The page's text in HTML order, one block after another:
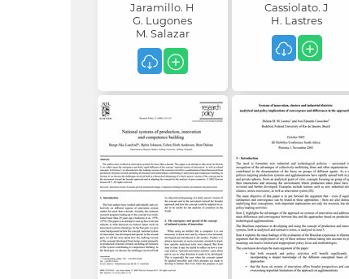
Jaramillo. H
G. Lugones
M. Salazar
Cassiolato. J
H. Lastres